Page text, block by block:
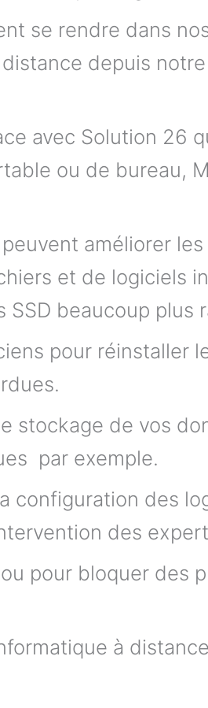
se rendre dans
depuis
avec Solution 26
ou de bureau,
améliorer
et de logiciels
beaucoup plus
pour réinstaller
stockage de vos
par exemple.
configuration des
des
pour bloquer des
à